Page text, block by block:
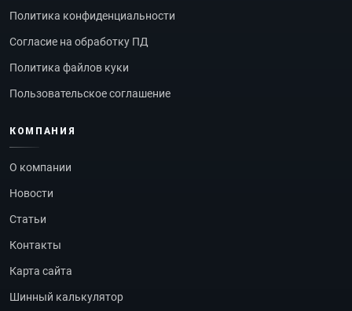
Политика конфиденциальности
Согласие на обработку ПД
Политика файлов куки
Пользовательское соглашение
КОМПАНИЯ
О компании
Новости
Статьи
Контакты
Карта сайта
Шинный калькулятор